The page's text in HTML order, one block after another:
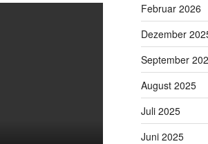
Februar 2026
Dezember
September
August 2025
Juli 2025
Juni 2025